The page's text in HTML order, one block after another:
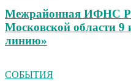
Межрайонная ИФНС
Московской области
линию»
СОБЫТИЯ